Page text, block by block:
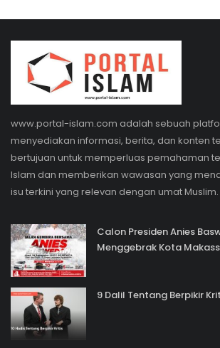
www.portal-islam.com adalah sebuah
menyediakan informasi, berita, dan konten
bertujuan untuk memperluas pemahaman
Islam dan memberikan wawasan yang
isu terkini yang relevan dengan umat Muslim.
Calon Presiden Anies
Menggebrak Kota
9 Dalil Tentang Berpikir